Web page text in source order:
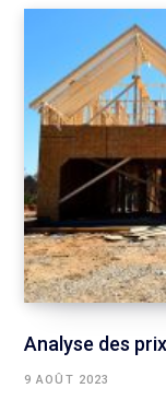
Analyse des
9 AOÛT 2023